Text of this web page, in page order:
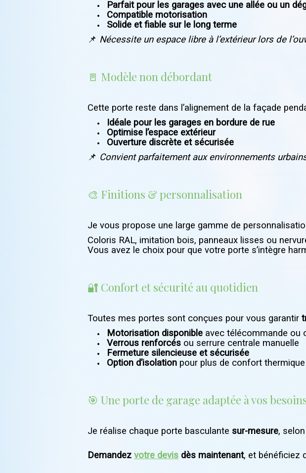
Parfait pour les garages avec une allée ou un
Compatible motorisation
Solide et fiable sur le long terme
📌 Nécessite un espace libre à l’extérieur lors de
🚪 Modèle non débordant
Cette porte reste dans l’alignement de la façade
Idéale pour les garages en bordure de rue
Optimise l’espace extérieur
Ouverture discrète et sécurisée
📌 Convient parfaitement aux environnements
🎨 Finitions & personnalisation
Je vous propose une large gamme de
Coloris RAL, imitation bois, panneaux lisses ou
Vous avez le choix pour que votre porte s’intègre
🔐 Confort et sécurité au quotidien
Toutes mes portes sont conçues pour vous garantir
Motorisation disponible avec télécommande ou
Verrous renforcés ou serrure centrale manuelle
Fermeture silencieuse et sécurisée
Option d’isolation pour plus de confort
🎯 Une porte de garage adaptée à vos
Je réalise chaque porte basculante sur-mesure,
Demandez votre devis dès maintenant, et bénéficiez